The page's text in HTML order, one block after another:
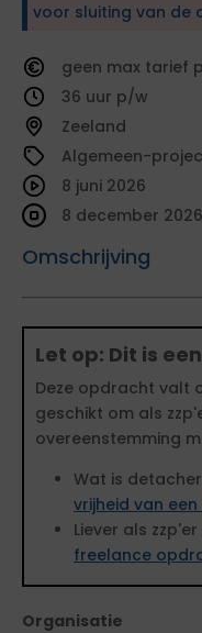
voor sluiting van de
geen
tarief
36
Zeeland
Algemeen-
Omschrijving
8 juni 2026
8 december 2026
Let op: Dit is
Deze opdracht valt
geschikt om als
overeenstemming
Wat is
vrijheid van
Liever als
freelance
Organisatie